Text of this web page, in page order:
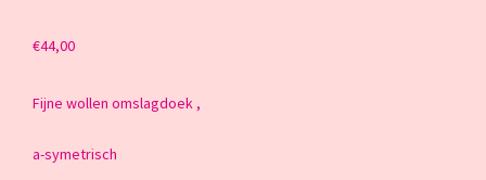
€44,00
Fijne wollen omslagdoek ,
a-symetrisch